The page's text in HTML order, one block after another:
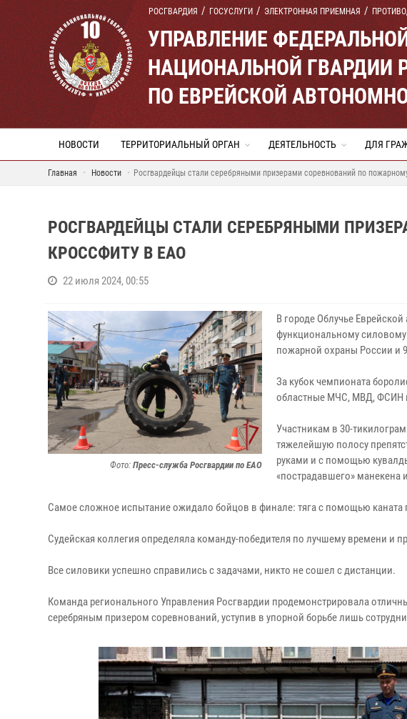
РОСГВАРДИЯ ГОСУСЛУГИ ЭЛЕКТРОННАЯ ПРИЕМНАЯ
УПРАВЛЕНИЕ
НАЦИОНАЛЬНОЙ ГВАРДИИ
ПО ЕВРЕЙСКОЙ
НОВОСТИ ТЕРРИТОРИАЛЬНЫЙ ОРГАН ДЕЯТЕЛЬНОСТЬ ДЛЯ
Главная Новости Росгвардейцы стали серебряными призерами соревнований по
РОСГВАРДЕЙЦЫ СТАЛИ СЕРЕБРЯНЫМИ
КРОССФИТУ В ЕАО
22 июля 2024, 00:55
Фото: Пресс-служба Росгвардии по ЕАО
В городе Облучье
функциональному
пожарной охраны России и
За кубок чемпионата
областные МЧС, МВД, ФСИН
Участникам в 30-
тяжелейшую полосу
руками и с помощью
«пострадавшего» манекена
Самое сложное испытание ожидало бойцов в финале: тяга с помощью каната
Судейская коллегия определяла команду-победителя по лучшему времени и
Все силовики успешно справились с задачами, никто не сошел с дистанции.
Команда регионального Управления Росгвардии продемонстрировала
серебряным призером соревнований, уступив в упорной борьбе лишь